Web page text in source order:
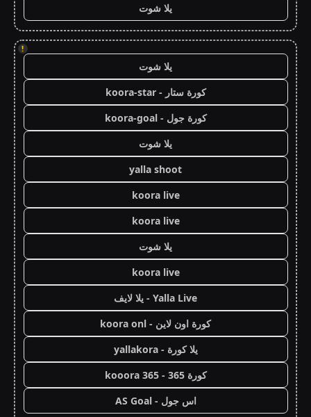
يلا شوت
!
يلا شوت
كورة ستار - koora-star
كورة جول - koora-goal
يلا شوت
yalla shoot
koora live
koora live
يلا شوت
koora live
Yalla Live - يلا لايف
كورة اون لاين - koora onl
يلا كورة - yallakora
كورة 365 - kooora 365
اس جول - AS Goal